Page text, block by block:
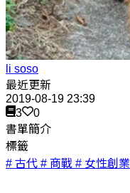
li soso
最近更新
2019-08-19 23:39
3
0
書單簡介
標籤
# 古代 # 商戰 # 女性創業